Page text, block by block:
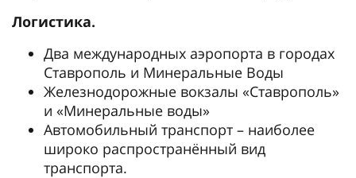
Логистика.
Два международных аэропорта в городах
Ставрополь и Минеральные Воды
Железнодорожные вокзалы «Ставрополь»
и «Минеральные воды»
Автомобильный транспорт – наиболее
широко распространённый вид
транспорта.